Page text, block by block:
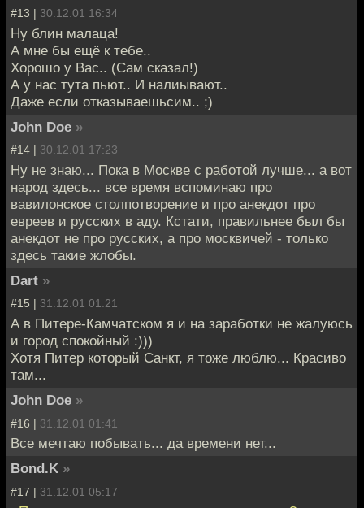
#13 | 30.12.01 16:34
Ну блин малаца!
А мне бы ещё к тебе..
Хорошо у Вас.. (Сам сказал!)
А у нас тута пьют.. И налиывают..
Даже если отказываешьсим.. ;)
John Doe »
#14 | 30.12.01 17:23
Ну не знаю... Пока в Москве с работой лучше... а вот
народ здесь... все время вспоминаю про
вавилонское столпотворение и про анекдот про
евреев и русских в аду. Кстати, правильнее был бы
анекдот не про русских, а про москвичей - только
здесь такие жлобы.
Dart »
#15 | 31.12.01 01:21
А в Питере-Камчатском я и на заработки не жалуюсь
и город спокойный :)))
Хотя Питер который Санкт, я тоже люблю... Красиво
там...
John Doe »
#16 | 31.12.01 01:41
Все мечтаю побывать... да времени нет...
Bond.K »
#17 | 31.12.01 05:17